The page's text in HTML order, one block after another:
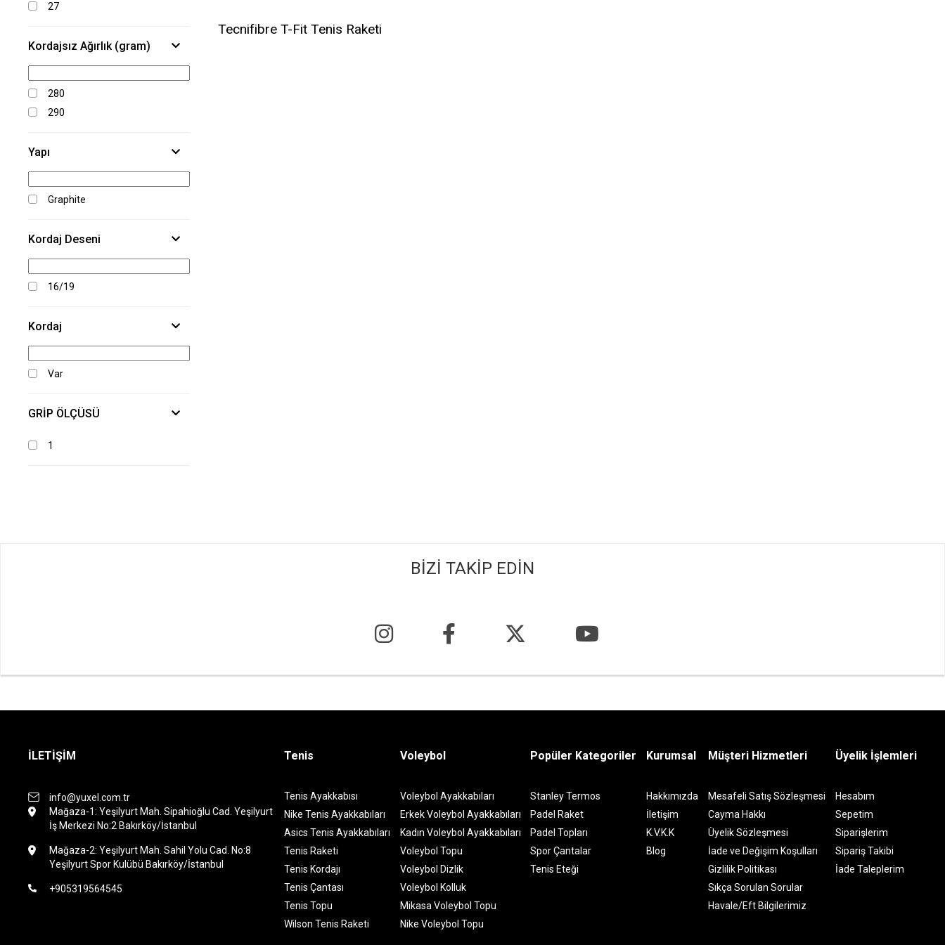
27
Kordajsız Ağırlık (gram)
280
290
Yapı
Graphite
Kordaj Deseni
16/19
Kordaj
Var
GRİP ÖLÇÜSÜ
1
Tecnifibre T-Fit Tenis Raketi
BİZİ TAKİP EDİN
İLETİŞİM
info@yuxel.com.tr
Mağaza-1: Yeşilyurt Mah. Sipahioğlu Cad. Yeşilyurt
İş Merkezi No:2 Bakırköy/İstanbul
Mağaza-2: Yeşilyurt Mah. Sahil Yolu Cad. No:8
Yeşilyurt Spor Kulübü Bakırköy/İstanbul
+905319564545
Tenis
Tenis Ayakkabısı
Nike Tenis Ayakkabıları
Asics Tenis Ayakkabıları
Tenis Raketi
Tenis Kordajı
Tenis Çantası
Tenis Topu
Wilson Tenis Raketi
Voleybol
Voleybol Ayakkabıları
Erkek Voleybol Ayakkabıları
Kadın Voleybol Ayakkabıları
Voleybol Topu
Voleybol Dizlik
Voleybol Kolluk
Mikasa Voleybol Topu
Nike Voleybol Topu
Popüler Kategoriler
Stanley Termos
Padel Raket
Padel Topları
Spor Çantalar
Tenis Eteği
Kurumsal
Hakkımızda
İletişim
K.V.K.K
Blog
Müşteri Hizmetleri
Mesafeli Satış Sözleşmesi
Cayma Hakkı
Üyelik Sözleşmesi
İade ve Değişim Koşulları
Gizlilik Politikası
Sıkça Sorulan Sorular
Havale/Eft Bilgilerimiz
Üyelik İşlemleri
Hesabım
Sepetim
Siparişlerim
Sipariş Takibi
İade Taleplerim